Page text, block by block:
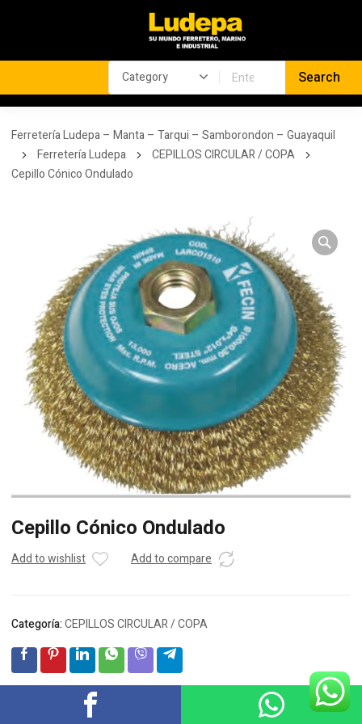
Ferretería Ludepa – Manta – Tarqui – Samborondon – Guayaquil
Ferretería Ludepa
CEPILLOS CIRCULAR / COPA
Cepillo Cónico Ondulado
Cepillo Cónico Ondulado
Add to wishlist Add to compare
Categoría:CEPILLOS CIRCULAR / COPA